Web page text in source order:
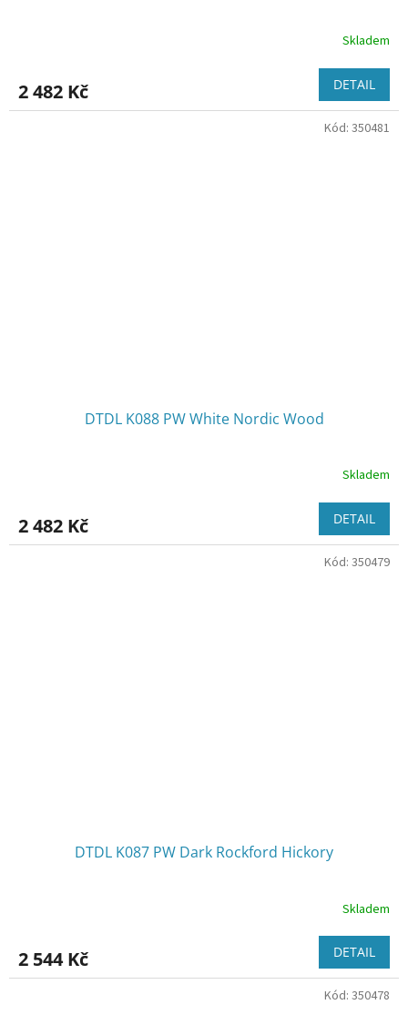
Skladem
2 482 Kč DETAIL
DTDL K088 PW White Nordic Wood
Skladem
2 482 Kč DETAIL
Kód: 350481
DTDL K087 PW Dark Rockford Hickory
Skladem
2 544 Kč DETAIL
Kód: 350479
Kód: 350478